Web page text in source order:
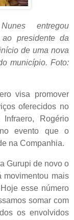
entregou
presidente da
de uma nova
município. Foto:
visa promover
oferecidos no
Rogério
evento que o
na Companhia.
Gurupi de novo o
movimentou mais
esse número
somar com
os envolvidos